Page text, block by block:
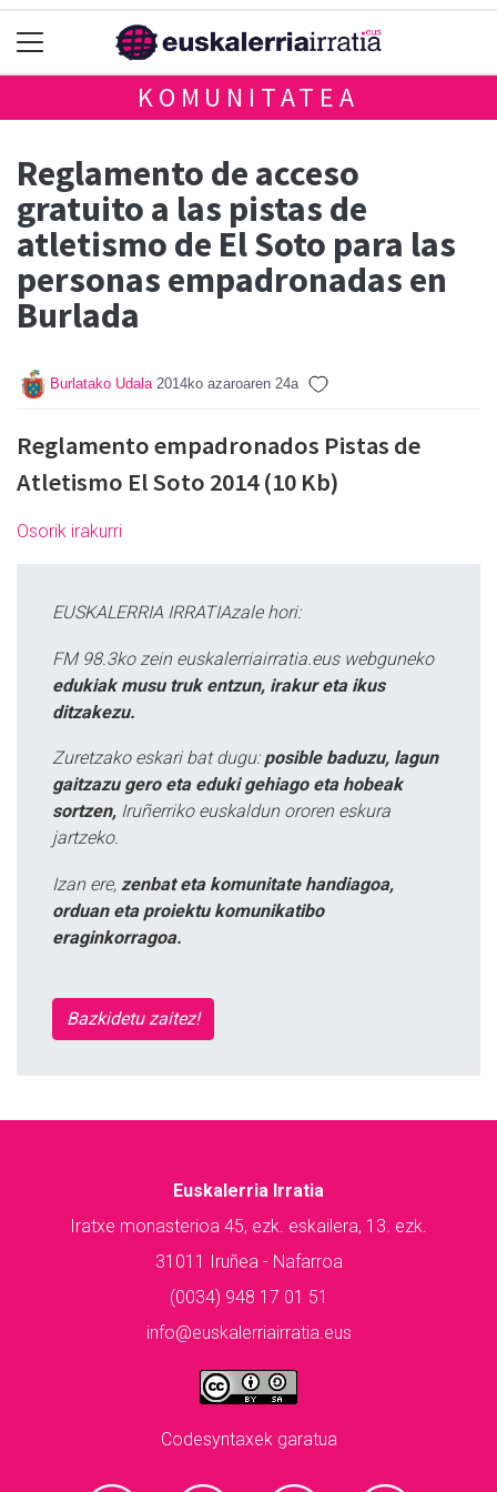
KOMUNITATEA
Reglamento de acceso
gratuito a las pistas de
atletismo de El Soto para las
personas empadronadas en
Burlada
Burlatako Udala 2014ko azaroaren 24a
Reglamento empadronados Pistas de
Atletismo El Soto 2014 (10 Kb)
Osorik irakurri
EUSKALERRIA IRRATIAzale hori:
FM 98.3ko zein euskalerriairratia.eus webguneko
edukiak musu truk entzun, irakur eta ikus
ditzakezu.
Zuretzako eskari bat dugu: posible baduzu, lagun
gaitzazu gero eta eduki gehiago eta hobeak
sortzen, Iruñerriko euskaldun ororen eskura
jartzeko.
Izan ere, zenbat eta komunitate handiagoa,
orduan eta proiektu komunikatibo
eraginkorragoa.
Bazkidetu zaitez!
Euskalerria Irratia
Iratxe monasterioa 45, ezk. eskailera, 13. ezk.
31011 Iruñea - Nafarroa
(0034) 948 17 01 51
info@euskalerriairratia.eus
Codesyntaxek garatua